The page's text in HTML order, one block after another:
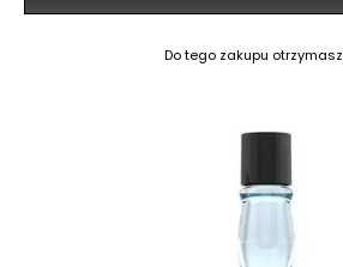
Do tego zakupu otrzymasz